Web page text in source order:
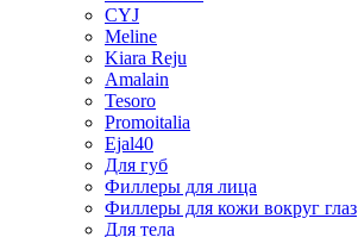
CYJ
Meline
Kiara Reju
Amalain
Tesoro
Promoitalia
Ejal40
Для губ
Филлеры для лица
Филлеры для кожи вокруг глаз
Для тела